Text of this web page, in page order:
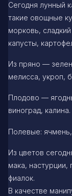
Сегодня лунный
такие овощные
морковь,
капусты,
Из пряно —
мелисса, укроп,
Плодово —
виноград, калина.
Полевые:
Из цветов
мака, настурции,
фиалок.
В качестве